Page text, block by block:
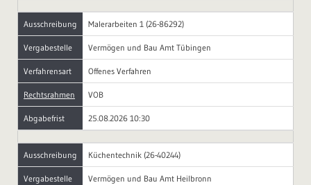
Ausschreibung Malerarbeiten 1 (26-86292)
Vergabestelle Vermögen und Bau Amt Tübingen
Verfahrensart Offenes Verfahren
Rechtsrahmen VOB
Abgabefrist 25.08.2026 10:30
Ausschreibung Küchentechnik (26-40244)
Vergabestelle Vermögen und Bau Amt Heilbronn